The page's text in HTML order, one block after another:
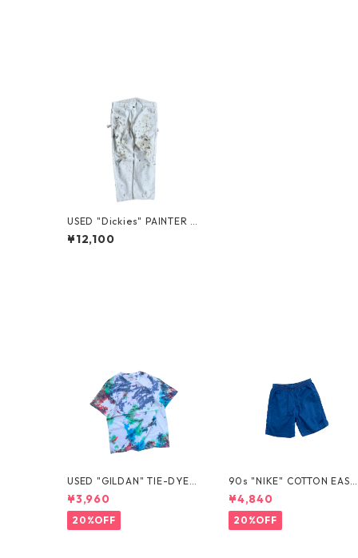
USED "Dickies" PAINTER P
ANTS
¥12,100
USED "GILDAN" TIE-DYE T
EE
¥3,960
20%OFF
90s "NIKE" COTTON EASY
SHORTS
¥4,840
20%OFF